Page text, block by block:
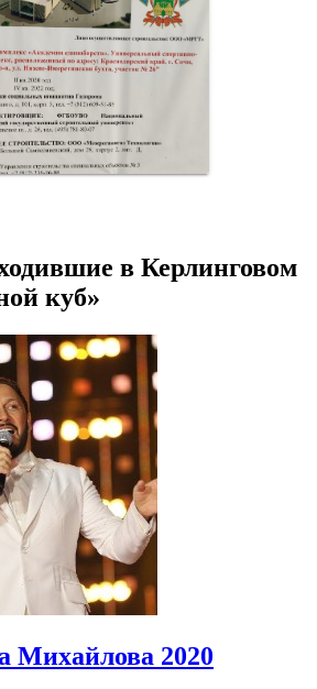
в Керлинговом
куб»
Михайлова 2020